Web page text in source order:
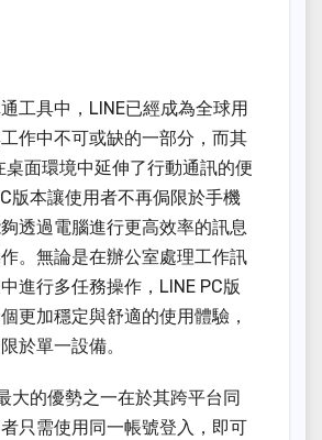
工具中，LINE已經成為全球用
作中不可或缺的一部分，而其
桌面環境中延伸了行動通訊的便
版本讓使用者不再侷限於手機
透過電腦進行更高效率的訊息
。無論是在辦公室處理工作訊
進行多任務操作，LINE PC版
更加穩定與舒適的使用體驗，
於單一設備。
大的優勢之一在於其跨平台同
只需使用同一帳號登入，即可